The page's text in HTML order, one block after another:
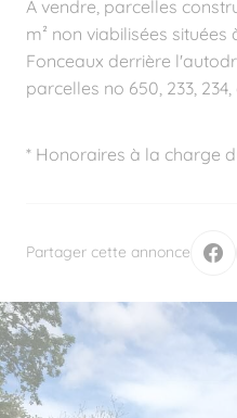
A vendre, parcelles
m² non viabilisées situées
Fonceaux derrière
parcelles no 650, 233,
* Honoraires à la charge
Partager cette annonce